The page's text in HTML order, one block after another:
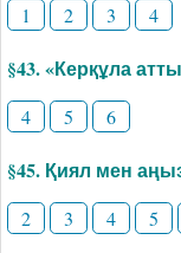
1 2 3 4
§43. «Керқұла
4 5 6
§45. Қиял мен
2 3 4 5